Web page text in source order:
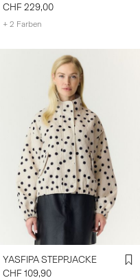
CHF 229,00
+ 2 Farben
YASFIPA STEPPJACKE
CHF 109,90